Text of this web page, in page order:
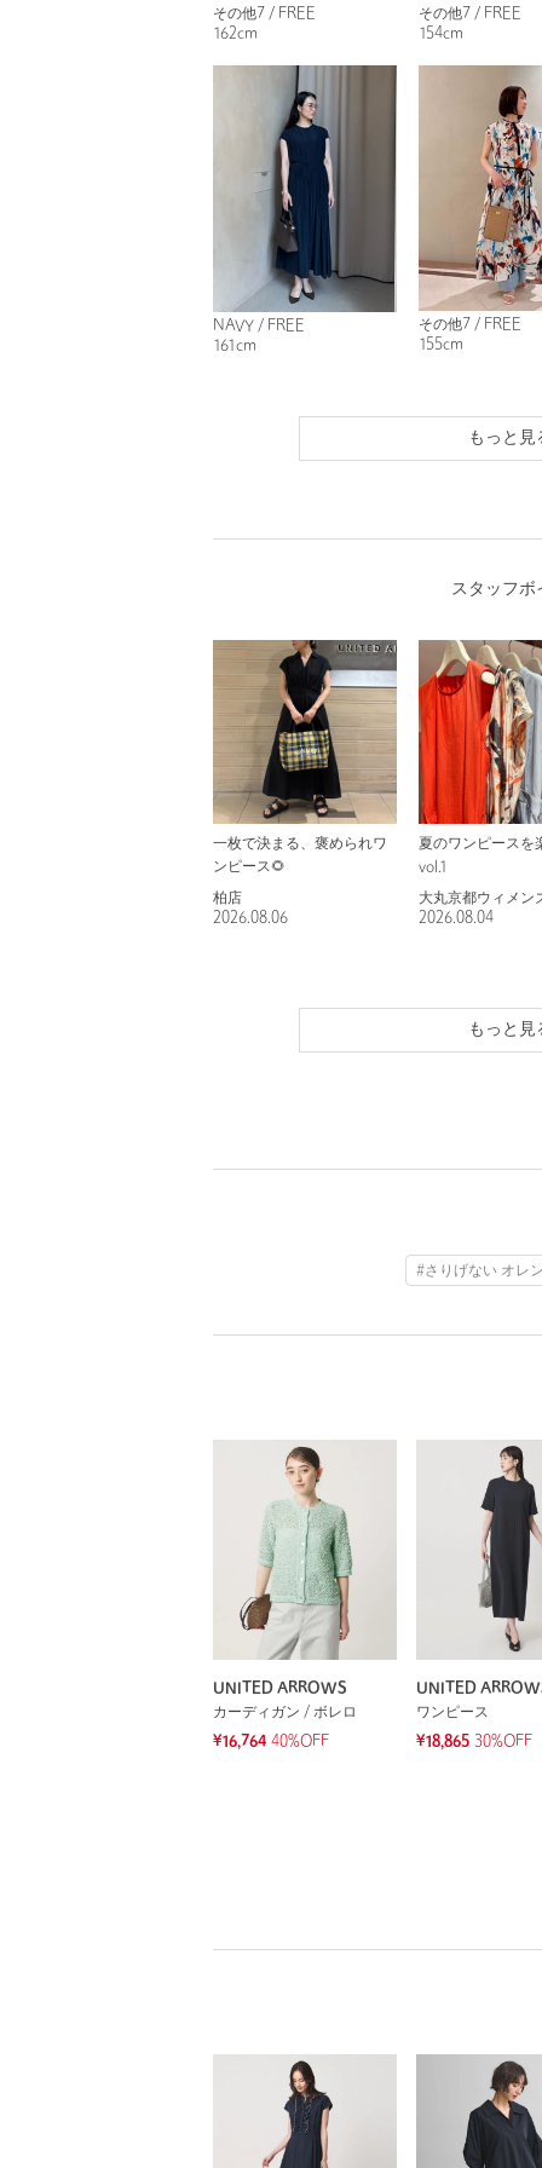
その他7 / FREE
162cm
その他7 / FREE
154cm
NAVY / FREE
161cm
その他7 / FREE
155cm
もっと見
スタッフボ
一枚で決まる、褒められワ
ンピース🌻
柏店
2026.08.06
夏のワンピースを
vol.1
大丸京都ウィメン
2026.08.04
もっと見
#さりげない オレ
UNITED ARROWS
カーディガン / ボレロ
¥16,764 40%OFF
UNITED
ワンピース
¥18,865 30%OFF